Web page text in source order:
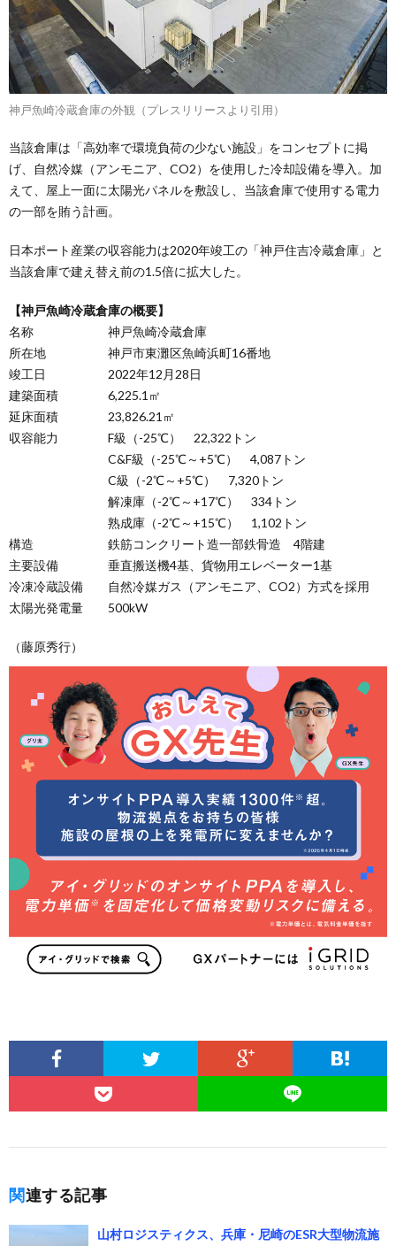
神戸魚崎冷蔵倉庫の外観（プレスリリースより引用）
当該倉庫は「高効率で環境負荷の少ない施設」をコンセプトに掲
げ、自然冷媒（アンモニア、CO2）を使用した冷却設備を導入。加
えて、屋上一面に太陽光パネルを敷設し、当該倉庫で使用する電力
の一部を賄う計画。
日本ポート産業の収容能力は2020年竣工の「神戸住吉冷蔵倉庫」と
当該倉庫で建え替え前の1.5倍に拡大した。
【神戸魚崎冷蔵倉庫の概要】
名称 神戸魚崎冷蔵倉庫
所在地 神戸市東灘区魚崎浜町16番地
竣工日 2022年12月28日
建築面積 6,225.1㎡
延床面積 23,826.21㎡
収容能力 F級（-25℃） 22,322トン
C&F級（-25℃～+5℃） 4,087トン
C級（-2℃～+5℃） 7,320トン
解凍庫（-2℃～+17℃） 334トン
熟成庫（-2℃～+15℃） 1,102トン
構造 鉄筋コンクリート造一部鉄骨造 4階建
主要設備 垂直搬送機4基、貨物用エレベーター1基
冷凍冷蔵設備 自然冷媒ガス（アンモニア、CO2）方式を採用
太陽光発電量 500kW
（藤原秀行）
関連する記事
山村ロジスティクス、兵庫・尼崎のESR大型物流施